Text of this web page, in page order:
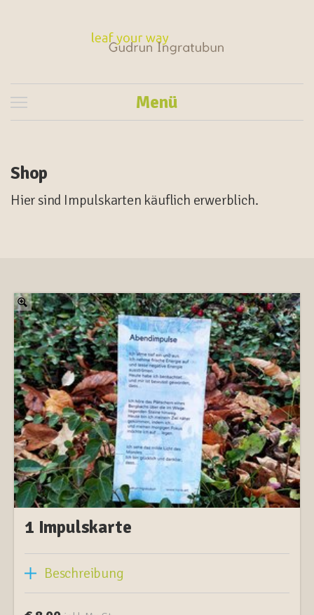
Menü
Shop
Hier sind Impulskarten käuflich erwerblich.
1 Impulskarte
Beschreibung